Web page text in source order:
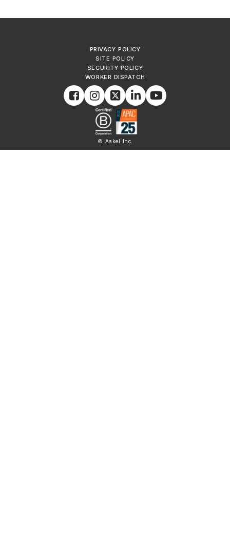
PRIVACY POLICY
SITE POLICY
SECURITY POLICY
WORKER DISPATCH
© Aakel Inc.